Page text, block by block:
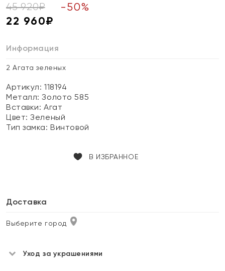
45 920₽ -50%
22 960₽
Информация
2 Агата зеленых
Артикул: 118194
Металл:Золото 585
Вставки:Агат
Цвет:Зеленый
Тип замка:Винтовой
В ИЗБРАННОЕ
Доставка
Выберите город
Уход за украшениями